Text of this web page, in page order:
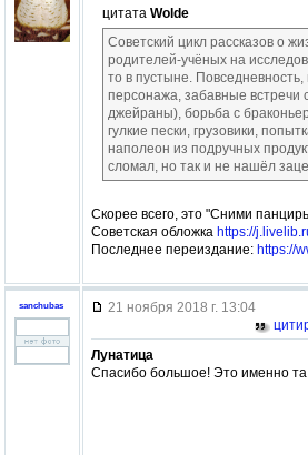
цитата Wolde
Советский цикл рассказов о
родителей-учёных на
то в пустыне. Повседневность,
персонажа, забавные встречи
джейраны), борьба с
гулкие пески, грузовики,
наполеон из подручных
сломал, но так и не нашёл
Скорее всего, это "Сними
Советская обложка https://
Последнее переиздание: https://
sanchubas
21 ноября 2018 г. 13:04
Лунатица
Спасибо большое! Это именно та